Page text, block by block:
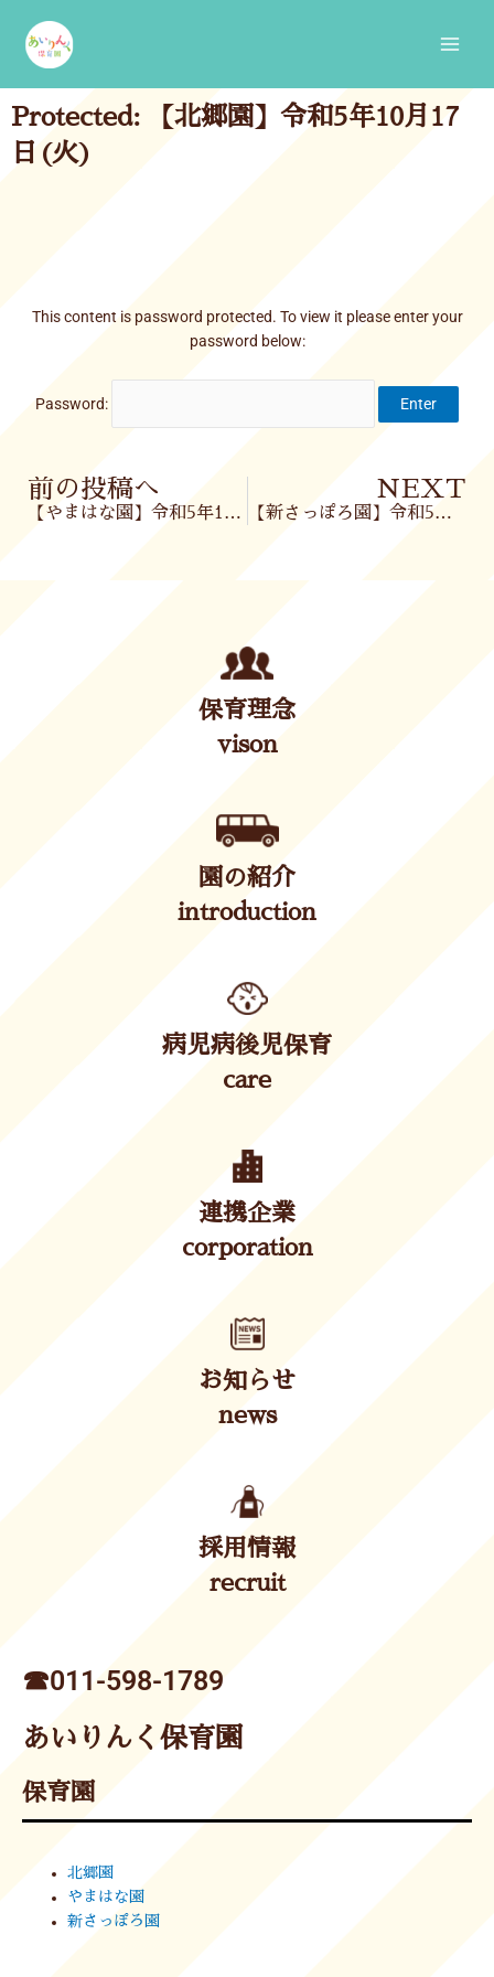
content
Protected: 【北郷園】令和5年10月17
日(火)
This content is password protected. To view it please enter your
password below:
Password:
Prev
前の投稿へ
【やまはな園】令和5年10月17日(火)
NEXT
【新さっぽろ園】令和5年10月17日(火)
保育理念
vison
園の紹介
introduction
病児病後児保育
care
連携企業
corporation
お知らせ
news
採用情報
recruit
☎︎011-598-1789
あいりんく保育園
保育園
北郷園
やまはな園
新さっぽろ園